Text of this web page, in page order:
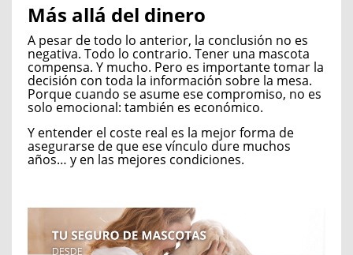
Más allá del dinero
A pesar de todo lo anterior, la conclusión no es
negativa. Todo lo contrario. Tener una mascota
compensa. Y mucho. Pero es importante tomar la
decisión con toda la información sobre la mesa.
Porque cuando se asume ese compromiso, no es
solo emocional: también es económico.
Y entender el coste real es la mejor forma de
asegurarse de que ese vínculo dure muchos
años… y en las mejores condiciones.